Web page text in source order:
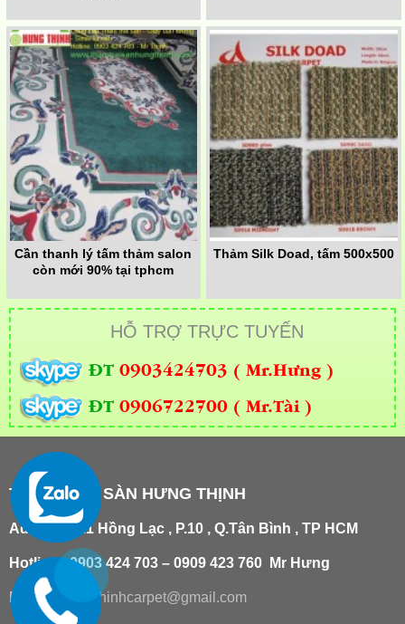
Cần thanh lý tấm thảm salon
còn mới 90% tại tphcm
Thảm Silk Doad, tấm 500x500
HỖ TRỢ TRỰC TUYẾN
ĐT 0903424703 ( Mr.Hưng )
ĐT 0906722700 ( Mr.Tài )
THẢM TRẢI SÀN HƯNG THỊNH
Add : 181/21 Hồng Lạc , P.10 , Q.Tân Bình , TP HCM
Hotline : 0903 424 703 – 0909 423 760 Mr Hưng
Email : hungthinhcarpet@gmail.com